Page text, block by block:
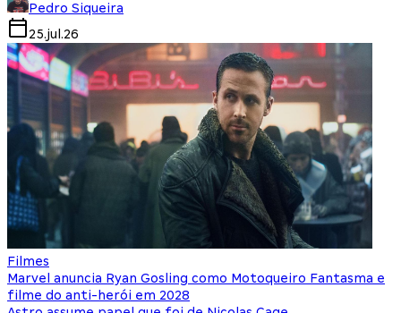
Pedro Siqueira
25.jul.26
Filmes
Marvel anuncia Ryan Gosling como Motoqueiro Fantasma e
filme do anti-herói em 2028